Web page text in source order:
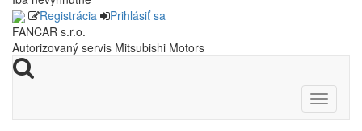
Registrácia
Prihlásiť sa
FANCAR s.r.o.
Autorizovaný servis Mitsubishi Motors